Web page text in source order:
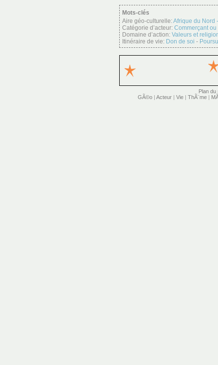
Mots-clés
Aire géo-culturelle:Afrique du Nord
Catégorie d’acteur: Commerçant ou
Domaine d’action: Valeurs et
Itinéraire de vie: Don de soi -
Plan du
GÃ©o | Acteur | Vie | ThÃ¨me |